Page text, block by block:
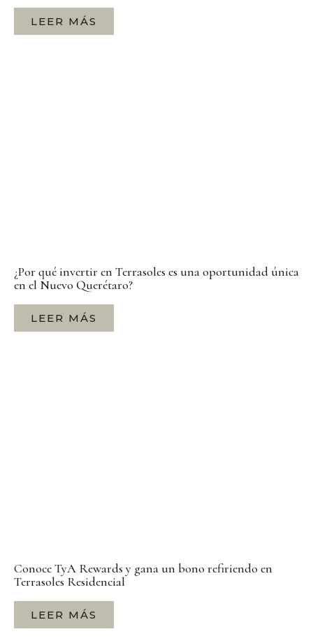
LEER MÁS
¿Por qué invertir en Terrasoles es una oportunidad única
en el Nuevo Querétaro?
LEER MÁS
Conoce TyA Rewards y gana un bono refiriendo en
Terrasoles Residencial
LEER MÁS